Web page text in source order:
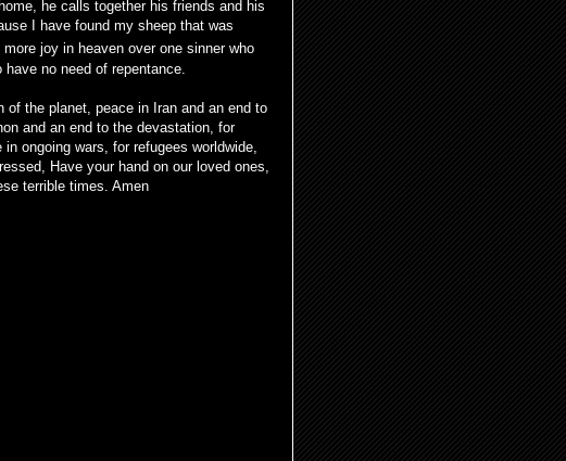
he calls together his friends and his
I have found my sheep that was
more joy in heaven over one sinner who
no need of repentance.
of the planet, peace in Iran and an end to
and an end to the devastation, for
ongoing wars, for refugees worldwide,
Have your hand on our loved ones,
terrible times. Amen